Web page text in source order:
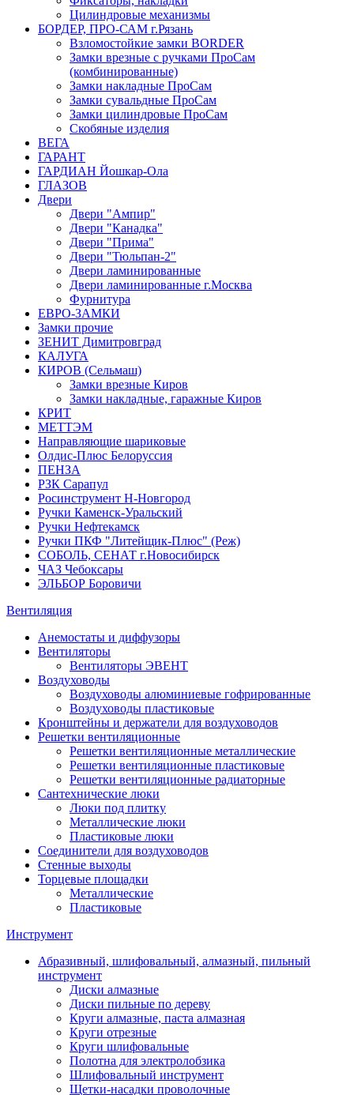
Цилиндровые механизмы
БОРДЕР, ПРО-САМ г.Рязань
Взломостойкие замки BORDER
Замки врезные с ручками ПроСам
(комбинированные)
Замки накладные ПроСам
Замки сувальдные ПроСам
Замки цилиндровые ПроСам
Скобяные изделия
ВЕГА
ГАРАНТ
ГАРДИАН Йошкар-Ола
ГЛАЗОВ
Двери
Двери "Ампир"
Двери "Канадка"
Двери "Прима"
Двери "Тюльпан-2"
Двери ламинированные
Двери ламинированные г.Москва
Фурнитура
ЕВРО-ЗАМКИ
Замки прочие
ЗЕНИТ Димитровград
КАЛУГА
КИРОВ (Сельмаш)
Замки врезные Киров
Замки накладные, гаражные Киров
КРИТ
МЕТТЭМ
Направляющие шариковые
Олдис-Плюс Белоруссия
ПЕНЗА
РЗК Сарапул
Росинструмент Н-Новгород
Ручки Каменск-Уральский
Ручки Нефтекамск
Ручки ПКФ "Литейщик-Плюс" (Реж)
СОБОЛЬ, СЕНАТ г.Новосибирск
ЧАЗ Чебоксары
ЭЛЬБОР Боровичи
Вентиляция
Анемостаты и диффузоры
Вентиляторы
Вентиляторы ЭВЕНТ
Воздуховоды
Воздуховоды алюминиевые гофрированные
Воздуховоды пластиковые
Кронштейны и держатели для воздуховодов
Решетки вентиляционные
Решетки вентиляционные металлические
Решетки вентиляционные пластиковые
Решетки вентиляционные радиаторные
Сантехнические люки
Люки под плитку
Металлические люки
Пластиковые люки
Соединители для воздуховодов
Стенные выходы
Торцевые площадки
Металлические
Пластиковые
Инструмент
Абразивный, шлифовальный, алмазный, пильный
инструмент
Диски алмазные
Диски пильные по дереву
Круги алмазные, паста алмазная
Круги отрезные
Круги шлифовальные
Полотна для электролобзика
Шлифовальный инструмент
Щетки-насадки проволочные